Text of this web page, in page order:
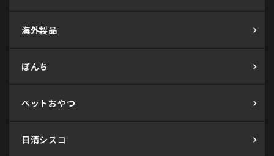
海外製品
ぼんち
ペットおやつ
日清シスコ